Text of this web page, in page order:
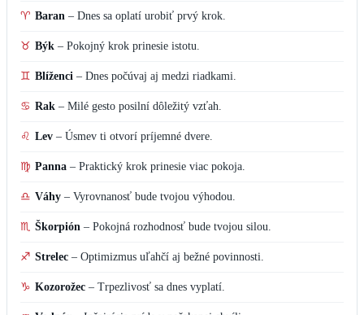
♈ Baran – Dnes sa oplatí urobiť prvý krok.
♉ Býk – Pokojný krok prinesie istotu.
♊ Blíženci – Dnes počúvaj aj medzi riadkami.
♋ Rak – Milé gesto posilní dôležitý vzťah.
♌ Lev – Úsmev ti otvorí príjemné dvere.
♍ Panna – Praktický krok prinesie viac pokoja.
♎ Váhy – Vyrovnanosť bude tvojou výhodou.
♏ Škorpión – Pokojná rozhodnosť bude tvojou silou.
♐ Strelec – Optimizmus uľahčí aj bežné povinnosti.
♑ Kozorožec – Trpezlivosť sa dnes vyplatí.